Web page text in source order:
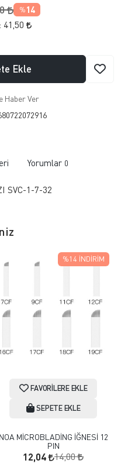
% 14
41,50
Ekle
Haber Ver
Yorumlar 0
SVC-1-7-32
FAVORILERE EKLE
SEPETE EKLE
NOA MİCROBLADİNG İĞNESİ 12
PIN
12,04 14,00
%14 İNDIRIM